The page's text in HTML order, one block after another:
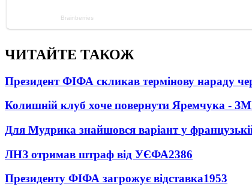
ЧИТАЙТЕ ТАКОЖ
Президент ФІФА скликав термінову нараду
Колишній клуб хоче повернути Яремчука -
Для Мудрика знайшовся варіант у
ЛНЗ отримав штраф від УЄФА2386
Президенту ФІФА загрожує відставка1953